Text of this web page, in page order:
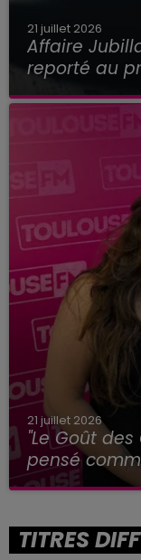
21 juillet 2026
Affaire
reporté au
21 juillet 2026
"Le Goût
pensé
TITRES